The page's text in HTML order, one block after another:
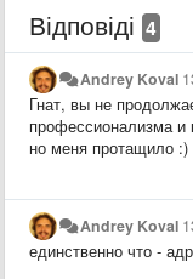
Відповіді 4
Andrey Koval
Гнат, вы не
профессионализма и
но меня протащило :)
Andrey Koval
единственно что -